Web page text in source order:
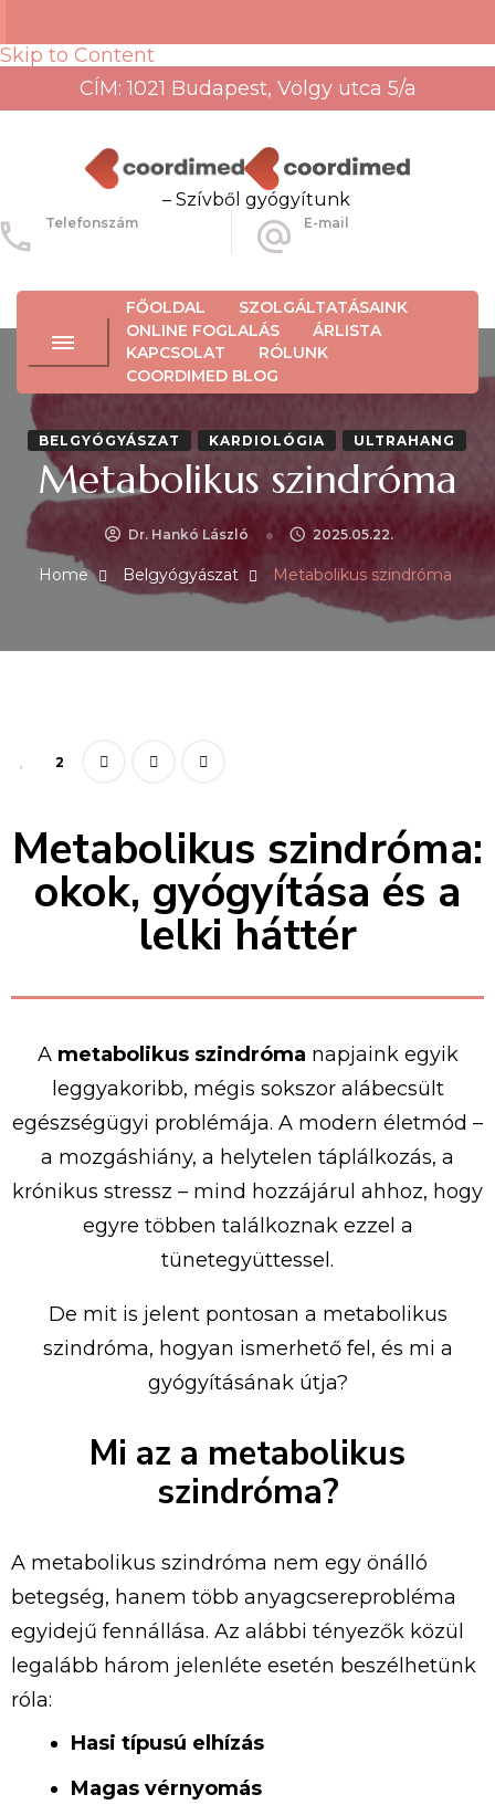
Skip to Content
CÍM: 1021 Budapest, Völgy utca 5/a
– Szívből gyógyítunk
Telefonszám E-mail
FŐOLDAL
SZOLGÁLTATÁSAINK
ONLINE FOGLALÁS
ÁRLISTA
KAPCSOLAT
RÓLUNK
COORDIMED BLOG
BELGYÓGYÁSZAT KARDIOLÓGIA ULTRAHANG
Metabolikus szindróma
Dr. Hankó László 2025.05.22.
Home Belgyógyászat Metabolikus szindróma
2
Metabolikus szindróma:
okok, gyógyítása és a
lelki háttér
A metabolikus szindróma napjaink egyik
leggyakoribb, mégis sokszor alábecsült
egészségügyi problémája. A modern életmód –
a mozgáshiány, a helytelen táplálkozás, a
krónikus stressz – mind hozzájárul ahhoz, hogy
egyre többen találkoznak ezzel a
tünetegyüttessel.
De mit is jelent pontosan a metabolikus
szindróma, hogyan ismerhető fel, és mi a
gyógyításának útja?
Mi az a metabolikus
szindróma?
A metabolikus szindróma nem egy önálló
betegség, hanem több anyagcsereprobléma
egyidejű fennállása. Az alábbi tényezők közül
legalább három jelenléte esetén beszélhetünk
róla:
Hasi típusú elhízás
Magas vérnyomás